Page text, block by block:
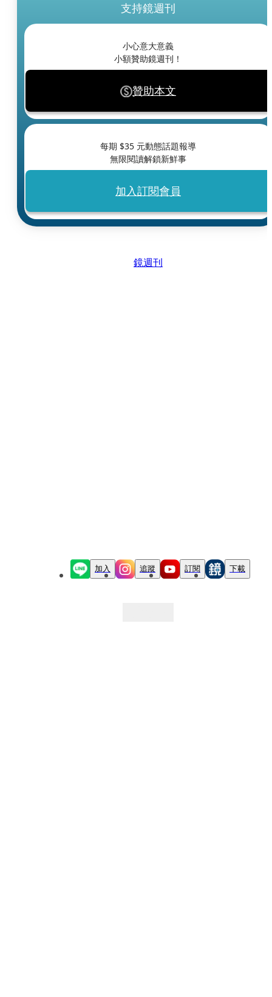
支持鏡週刊
小心意大意義
小額贊助鏡週刊！
贊助本文
每期 $35 元動態話題報導
無限閱讀解鎖新鮮事
加入訂閱會員
鏡週刊
加入 追蹤 訂閱 下載